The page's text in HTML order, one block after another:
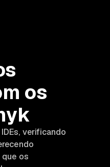
os
verificando
os